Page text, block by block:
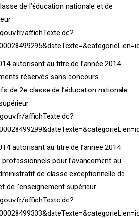
de l’éducation nationale et de
affichTexte.do?
autorisant au titre de l’année 2014
réservés sans concours
de 2e classe de l’éducation nationale
affichTexte.do?
autorisant au titre de l’année 2014
professionnels pour l’avancement au
de classe exceptionnelle de
de l’enseignement supérieur
affichTexte.do?